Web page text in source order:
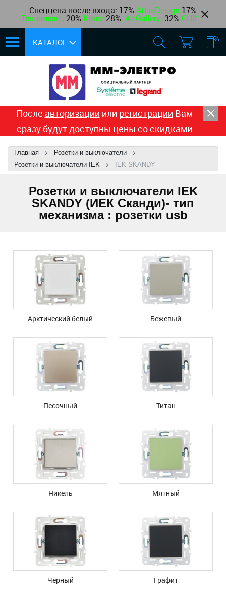
Спеццена после входа: 17% AtlasDesign 17%
Теплолюкс, 20% Kranz 28% ArtGallery 32% CHINT
КАТАЛОГ
После авторизации или регистрации Вам
сразу будут доступны цены со скидками
Главная
Розетки и выключатели
Розетки и выключатели IEK
IEK SKANDY
Розетки и выключатели IEK
SKANDY (ИЕК Сканди)- тип
механизма : розетки usb
Арктический белый Бежевый
Песочный Титан
Никель Мятный
Черный Графит